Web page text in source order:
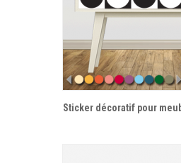
Sticker décoratif pour